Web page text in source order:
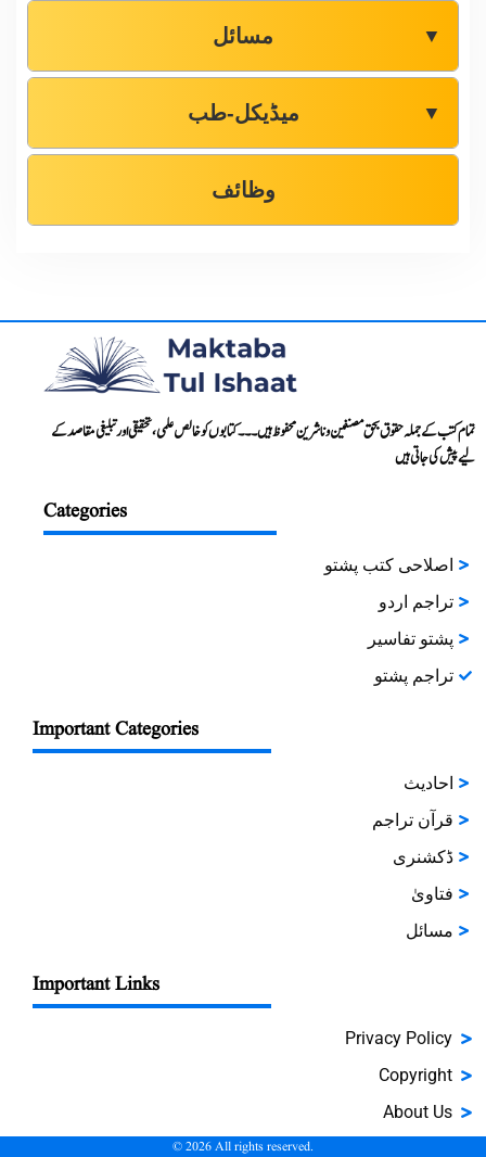
مسائل ▼
میڈیکل-طب ▼
وظائف
تمام کتب کے جملہ حقوق بحق مصنفین و ناشرین محفوظ ہیں۔۔۔ کتابوں کو خالص علمی، تحقیقی اور تبلیغی مقاصد کے
لیے پیش کی جاتی ہیں
Categories
اصلاحی کتب پشتو
تراجم اردو
پشتو تفاسیر
تراجم پشتو
Important Categories
احادیث
قرآن تراجم
ڈکشنری
فتاویٰ
مسائل
Important Links
Privacy Policy
Copyright
About Us
©2026All rights reserved.